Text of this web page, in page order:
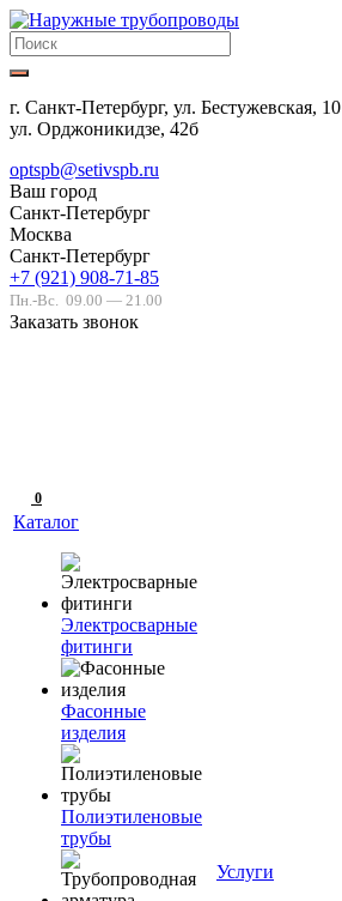
г. Санкт-Петербург, ул. Бестужевская, 10
ул. Орджоникидзе, 42б
optspb@setivspb.ru
Ваш город
Санкт-Петербург
Москва
Санкт-Петербург
+7 (921) 908-71-85
Пн.-Вс. 09.00 — 21.00
Заказать звонок
0
Каталог
Электросварные
фитинги
Фасонные
изделия
Полиэтиленовые
трубы
Услуги